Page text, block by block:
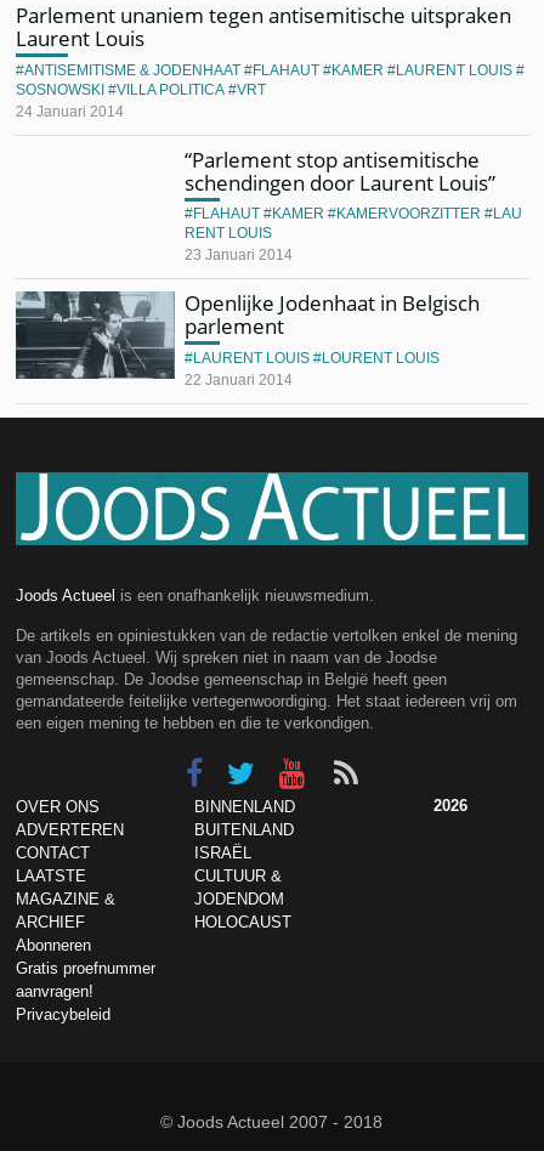
Parlement unaniem tegen antisemitische uitspraken
Laurent Louis
24 Januari 2014
ANTISEMITISME & JODENHAAT FLAHAUT KAMER
LAURENT LOUIS
SOSNOWSKI
VILLA POLITICA VRT
“Parlement stop antisemitische
schendingen door Laurent Louis”
23 Januari 2014
FLAHAUT KAMER KAMERVOORZITTER
LAU
RENT LOUIS
Openlijke Jodenhaat in Belgisch
parlement
22 Januari 2014
LAURENT LOUIS LOURENT LOUIS
Joods Actueel is een onafhankelijk nieuwsmedium.
De artikels en opiniestukken van de redactie vertolken enkel de mening
van Joods Actueel. Wij spreken niet in naam van de Joodse
gemeenschap. De Joodse gemeenschap in België heeft geen
gemandateerde feitelijke vertegenwoordiging. Het staat iedereen vrij om
een eigen mening te hebben en die te verkondigen.
OVER ONS
ADVERTEREN
CONTACT
LAATSTE
MAGAZINE &
ARCHIEF
Abonneren
Gratis proefnummer
aanvragen!
Privacybeleid
BINNENLAND
BUITENLAND
ISRAËL
CULTUUR &
JODENDOM
HOLOCAUST
2026
© Joods Actueel 2007 - 2018